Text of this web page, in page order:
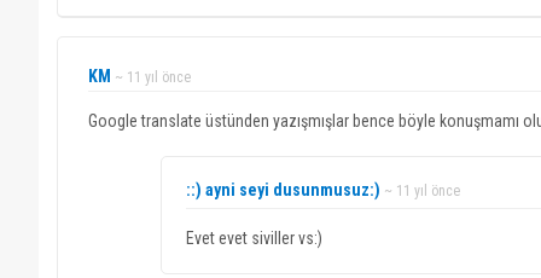
KM ~ 11 yıl önce
Google translate üstünden yazışmışlar bence böyle konuşmamı
::) ayni seyi dusunmusuz:) ~ 11 yıl önce
Evet evet siviller vs:)